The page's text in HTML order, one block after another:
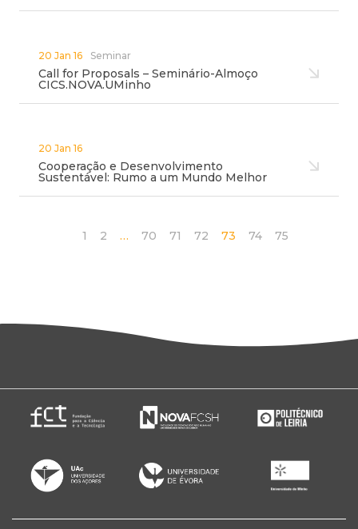
20 Jan 16 Seminar
Call for Proposals – Seminário-Almoço
CICS.NOVA.UMinho
20 Jan 16
Cooperação e Desenvolvimento
Sustentável: Rumo a um Mundo Melhor
1 2 … 70 71 72 73 74 75